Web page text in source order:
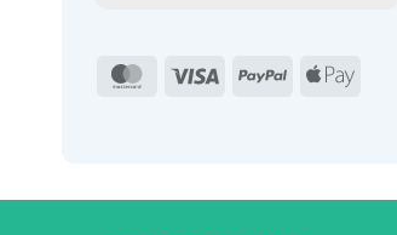
MasterCard
Visa PayPal Apple